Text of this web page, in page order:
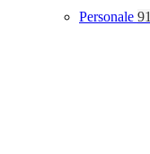
Personale 91